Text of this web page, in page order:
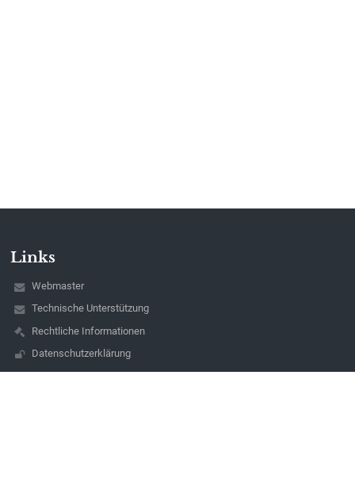
Links
Webmaster
Technische Unterstützung
Rechtliche Informationen
Datenschutzerklärung
Impressum